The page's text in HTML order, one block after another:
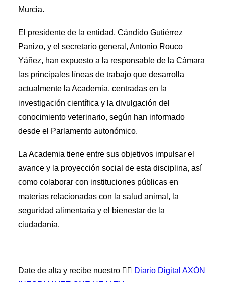
Murcia.
El presidente de la entidad, Cándido Gutiérrez
Panizo, y el secretario general, Antonio Rouco
Yáñez, han expuesto a la responsable de la Cámara
las principales líneas de trabajo que desarrolla
actualmente la Academia, centradas en la
investigación científica y la divulgación del
conocimiento veterinario, según han informado
desde el Parlamento autonómico.
La Academia tiene entre sus objetivos impulsar el
avance y la proyección social de esta disciplina, así
como colaborar con instituciones públicas en
materias relacionadas con la salud animal, la
seguridad alimentaria y el bienestar de la
ciudadanía.
Date de alta y recibe nuestro 👉🏼 Diario Digital AXÓN